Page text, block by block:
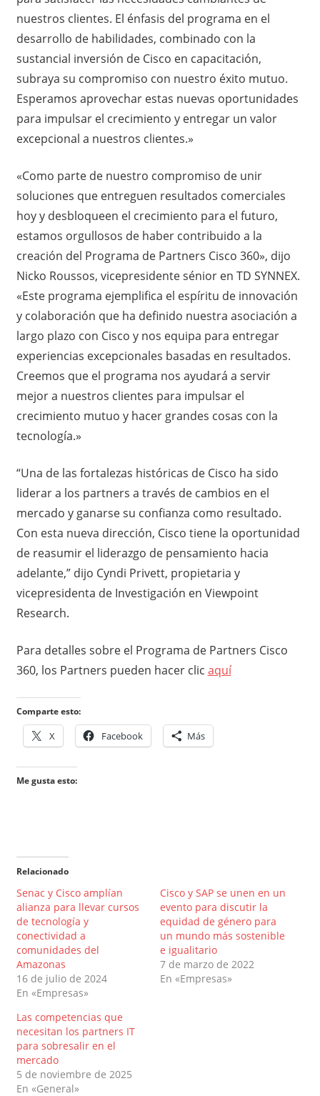
nuestros clientes. El énfasis del programa en el
desarrollo de habilidades, combinado con la
sustancial inversión de Cisco en capacitación,
subraya su compromiso con nuestro éxito mutuo.
Esperamos aprovechar estas nuevas oportunidades
para impulsar el crecimiento y entregar un valor
excepcional a nuestros clientes.»
«Como parte de nuestro compromiso de unir
soluciones que entreguen resultados comerciales
hoy y desbloqueen el crecimiento para el futuro,
estamos orgullosos de haber contribuido a la
creación del Programa de Partners Cisco 360», dijo
Nicko Roussos, vicepresidente sénior en TD SYNNEX.
«Este programa ejemplifica el espíritu de innovación
y colaboración que ha definido nuestra asociación a
largo plazo con Cisco y nos equipa para entregar
experiencias excepcionales basadas en resultados.
Creemos que el programa nos ayudará a servir
mejor a nuestros clientes para impulsar el
crecimiento mutuo y hacer grandes cosas con la
tecnología.»
“Una de las fortalezas históricas de Cisco ha sido
liderar a los partners a través de cambios en el
mercado y ganarse su confianza como resultado.
Con esta nueva dirección, Cisco tiene la oportunidad
de reasumir el liderazgo de pensamiento hacia
adelante,” dijo Cyndi Privett, propietaria y
vicepresidenta de Investigación en Viewpoint
Research.
Para detalles sobre el Programa de Partners Cisco
360, los Partners pueden hacer clic aquí
Comparte esto:
X Facebook Más
Me gusta esto:
Relacionado
Senac y Cisco amplían
alianza para llevar cursos
de tecnología y
conectividad a
comunidades del
Amazonas
16 de julio de 2024
En «Empresas»
Cisco y SAP se unen en un
evento para discutir la
equidad de género para
un mundo más sostenible
e igualitario
7 de marzo de 2022
En «Empresas»
Las competencias que
necesitan los partners IT
para sobresalir en el
mercado
5 de noviembre de 2025
En «General»